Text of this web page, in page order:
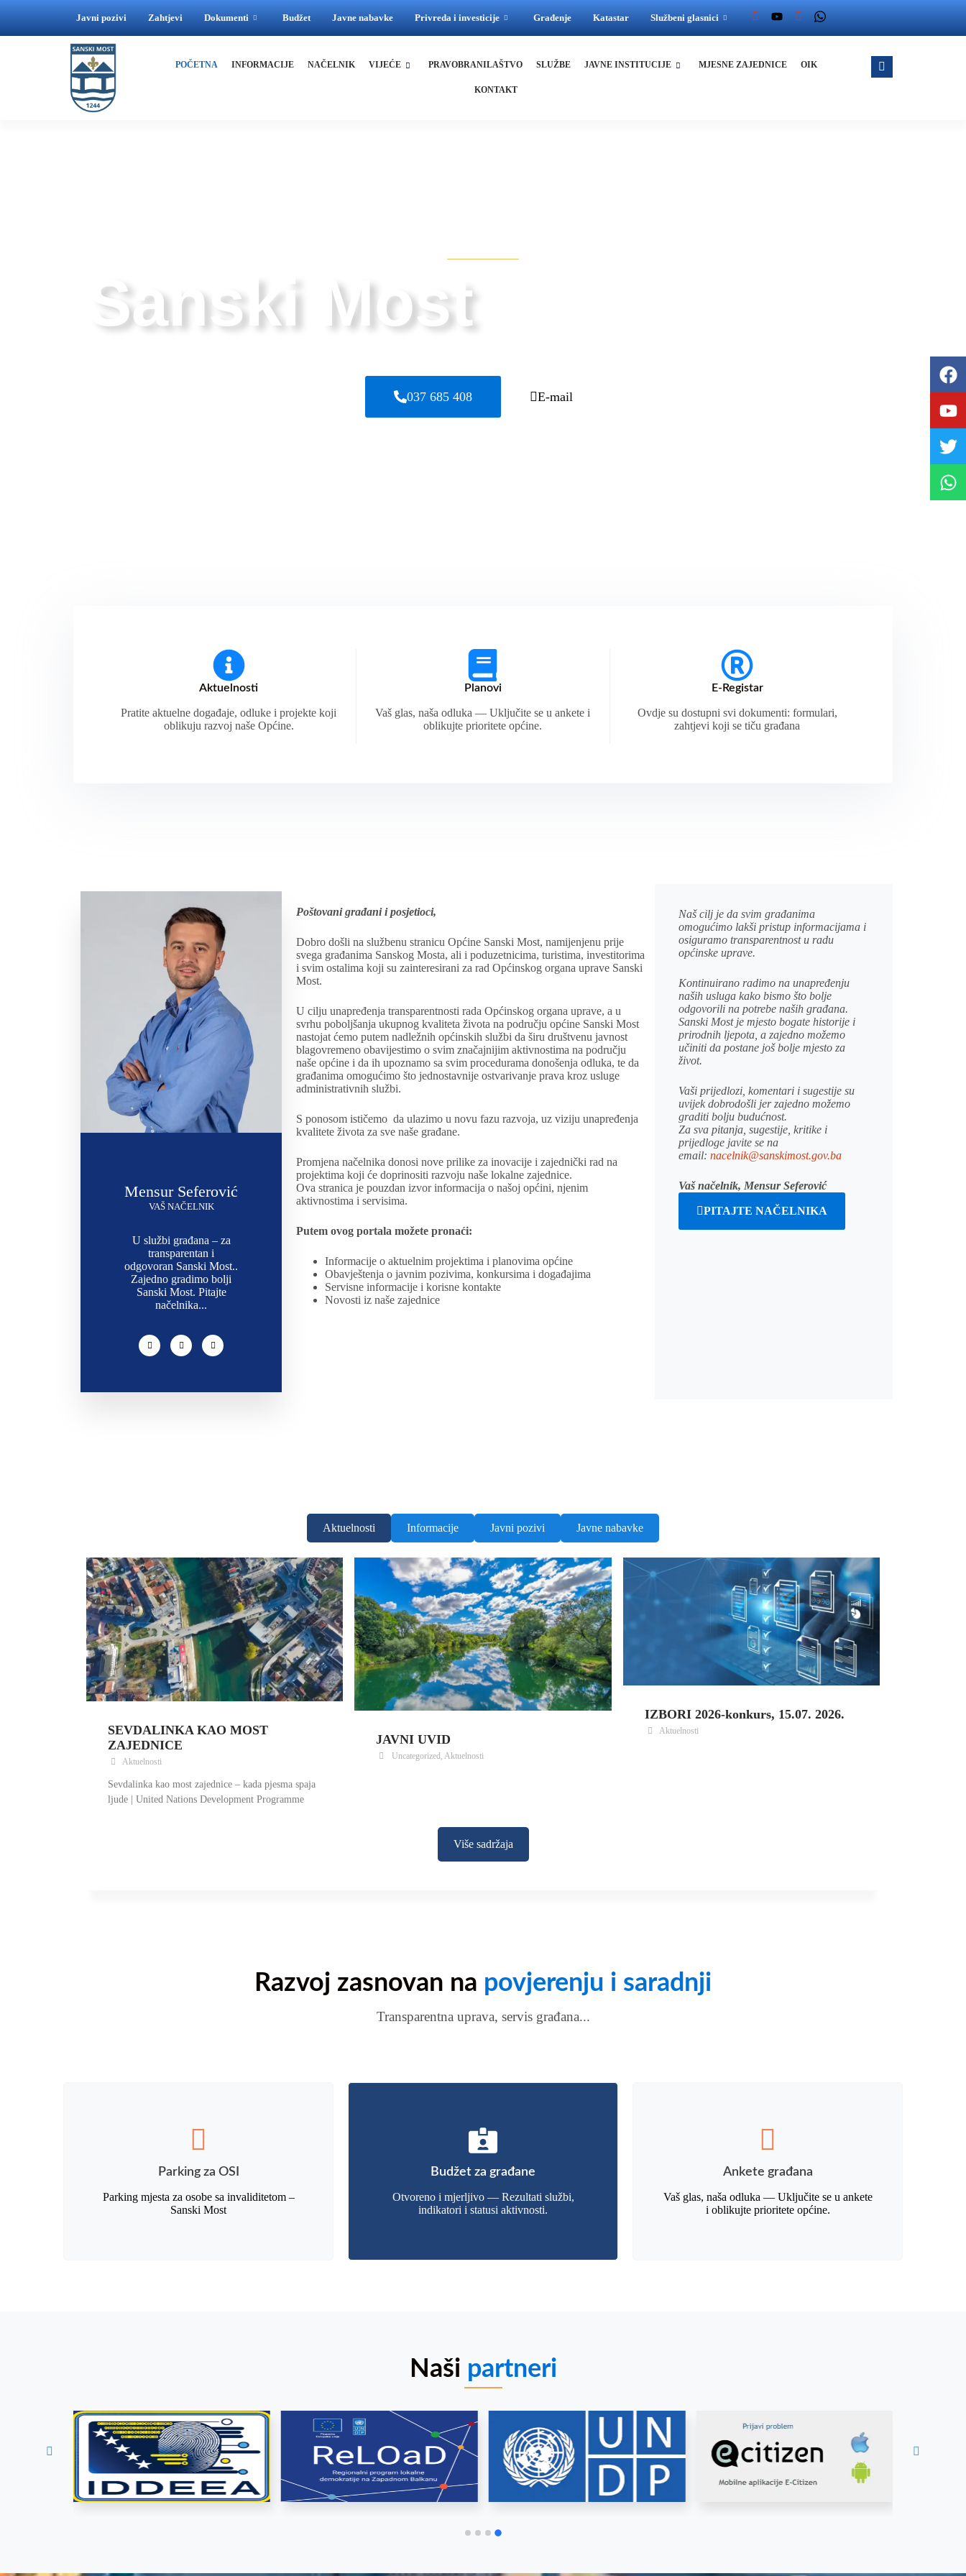
Javni pozivi Zahtjevi Dokumenti Budžet Javne nabavke Privreda i investicije Građenje Katastar Službeni glasnici
POČETNA INFORMACIJE NAČELNIK VIJEĆE PRAVOBRANILAŠTVO SLUŽBE JAVNE INSTITUCIJE MJESNE ZAJEDNICE OIK
KONTAKT
Sanski Most
037 685 408 E-mail
Aktuelnosti
Pratite aktuelne događaje, odluke i projekte koji
oblikuju razvoj naše Općine.
Planovi
Vaš glas, naša odluka — Uključite se u ankete i
oblikujte prioritete općine.
E-Registar
Ovdje su dostupni svi dokumenti: formulari,
zahtjevi koji se tiču građana
Mensur Seferović
VAŠ NAČELNIK
U službi građana – za
transparentan i
odgovoran Sanski Most..
Zajedno gradimo bolji
Sanski Most. Pitajte
načelnika...
Poštovani građani i posjetioci,
Dobro došli na službenu stranicu Općine Sanski Most, namijenjenu prije
svega građanima Sanskog Mosta, ali i poduzetnicima, turistima, investitorima
i svim ostalima koji su zainteresirani za rad Općinskog organa uprave Sanski
Most.
U cilju unapređenja transparentnosti rada Općinskog organa uprave, a u
svrhu poboljšanja ukupnog kvaliteta života na području općine Sanski Most
nastojat ćemo putem nadležnih općinskih službi da širu društvenu javnost
blagovremeno obavijestimo o svim značajnijim aktivnostima na području
naše općine i da ih upoznamo sa svim procedurama donošenja odluka, te da
građanima omogućimo što jednostavnije ostvarivanje prava kroz usluge
administrativnih službi.
S ponosom ističemo da ulazimo u novu fazu razvoja, uz viziju unapređenja
kvalitete života za sve naše građane.
Promjena načelnika donosi nove prilike za inovacije i zajednički rad na
projektima koji će doprinositi razvoju naše lokalne zajednice.
Ova stranica je pouzdan izvor informacija o našoj općini, njenim
aktivnostima i servisima.
Putem ovog portala možete pronaći:
Informacije o aktuelnim projektima i planovima općine
Obavještenja o javnim pozivima, konkursima i događajima
Servisne informacije i korisne kontakte
Novosti iz naše zajednice
Naš cilj je da svim građanima
omogućimo lakši pristup informacijama i
osiguramo transparentnost u radu
općinske uprave.
Kontinuirano radimo na unapređenju
naših usluga kako bismo što bolje
odgovorili na potrebe naših građana.
Sanski Most je mjesto bogate historije i
prirodnih ljepota, a zajedno možemo
učiniti da postane još bolje mjesto za
život.
Vaši prijedlozi, komentari i sugestije su
uvijek dobrodošli jer zajedno možemo
graditi bolju budućnost.
Za sva pitanja, sugestije, kritike i
prijedloge javite se na
email:nacelnik@sanskimost.gov.ba
Vaš načelnik, Mensur Seferović
PITAJTE NAČELNIKA
Aktuelnosti Informacije Javni pozivi Javne nabavke
SEVDALINKA KAO MOST
ZAJEDNICE
Aktuelnosti
Sevdalinka kao most zajednice – kada pjesma spaja
ljude | United Nations Development Programme
JAVNI UVID
Uncategorized , Aktuelnosti
IZBORI 2026-konkurs, 15.07. 2026.
Aktuelnosti
Više sadržaja
Razvoj zasnovan na povjerenju i saradnji
Transparentna uprava, servis građana...
Parking za OSI
Parking mjesta za osobe sa invaliditetom –
Sanski Most
Budžet za građane
Otvoreno i mjerljivo — Rezultati službi,
indikatori i statusi aktivnosti.
Ankete građana
Vaš glas, naša odluka — Uključite se u ankete
i oblikujte prioritete općine.
Naši partneri